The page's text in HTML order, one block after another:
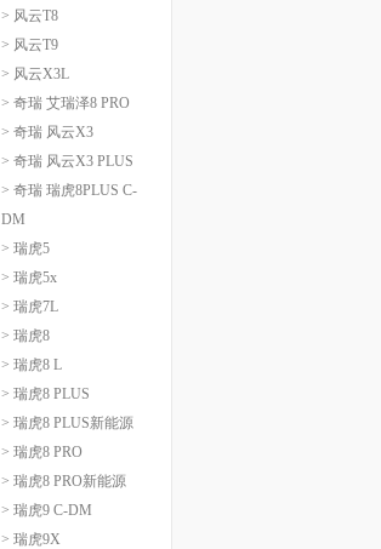
> 风云T8
> 风云T9
> 风云X3L
> 奇瑞 艾瑞泽8 PRO
> 奇瑞 风云X3
> 奇瑞 风云X3 PLUS
> 奇瑞 瑞虎8PLUS C-
DM
> 瑞虎5
> 瑞虎5x
> 瑞虎7L
> 瑞虎8
> 瑞虎8 L
> 瑞虎8 PLUS
> 瑞虎8 PLUS新能源
> 瑞虎8 PRO
> 瑞虎8 PRO新能源
> 瑞虎9 C-DM
> 瑞虎9X